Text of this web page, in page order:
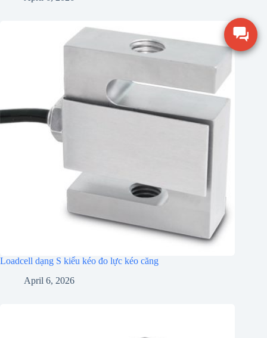
Loadcell dạng S kiểu kéo đo lực kéo căng
April 6, 2026